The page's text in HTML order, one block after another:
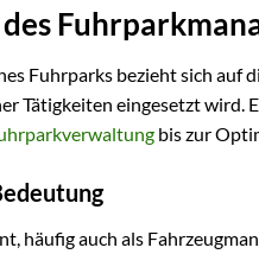
Fuhrparks bezieht sich auf
Tätigkeiten eingesetzt
bis zur
häufig auch als